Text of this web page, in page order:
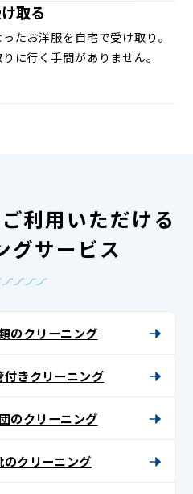
取る
たお洋服を自宅で受け取り。
に行く手間がありません。
利用いただける
グサービス
のクリーニング
付きクリーニング
のクリーニング
のクリーニング